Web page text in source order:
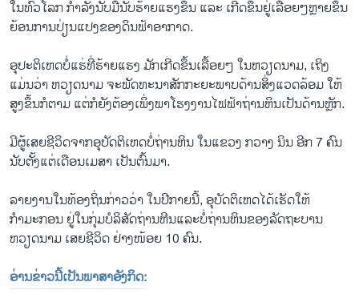
ໃນ​ທົ່ວ​ໂລກ​ ກຳລັງນັບ​ມື້​ນັບ​ຮ້າຍ​ແຮງ​ຂຶ້ນ ​ແລະ ​ເກີດຂຶ້ນຢູ່ເລື້ອຍໆຫຼາຍຂຶ້ນ
​ຍ້ອນ​ການ​ປ່ຽນ​ແປງ​ຂອງ​ດິນ​ຟ້າ​ອາກາດ.
ອຸປະຕິເຫດບໍ່ແຮ່ທີ່ຮ້າຍແຮງ ມັກເກີດຂຶ້ນເລື້ອຍໆ ໃນຫວຽດນາມ, ເຖິງ
ແມ່ນວ່າ ຫວຽດນາມ ຈະພັດທະນາສັກກະຍະພາບດ້ານສິ່ງແວດລ້ອມ ໃຫ້
ສູງຂຶ້ນກໍ​ຕາມ ແຕ່ກໍຍັງຕ້ອງເພິ່ງພາໂຮງງານໄຟຟ້າຖ່ານຫິນເປັນດ້ານຫຼັກ.
ມີຜູ້ເສຍຊີວິດຈາກອຸບັດຕິເຫດບໍ່ຖ່ານຫິນ ໃນແຂວງ ກວາງ ນິນ ອີກ 7 ຄົນ
ນັບຕັ້ງແຕ່ເດືອນ​ເມສາ ​ເປັນ​ຕົ້ນ​ມາ.
​ລາຍງານໃນທ້ອງຖິ່ນກ່າວວ່າ ໃນ​ປີ​ກາຍ​ນີ້, ອຸບັດ​ຕິ​ເຫດ​ໄດ້​ເຮັດ​ໃຫ້​
ກຳມະກອນ ​ຢູ່​ໃນກຸ່ມ​ບໍລິສັດ​ຖ່ານ​ຫີນ​ແລະ​ບໍ່​ຖ່ານຫິນ​ຂອງລັດຖະບານ​
ຫວຽດນາມ ເສຍຊີວິດ ​ຢ່າງ​ໜ້ອຍ 10 ຄົນ​.
ອ່ານຂ່າວນີ້ເປັນພາສາອັງກິດ: